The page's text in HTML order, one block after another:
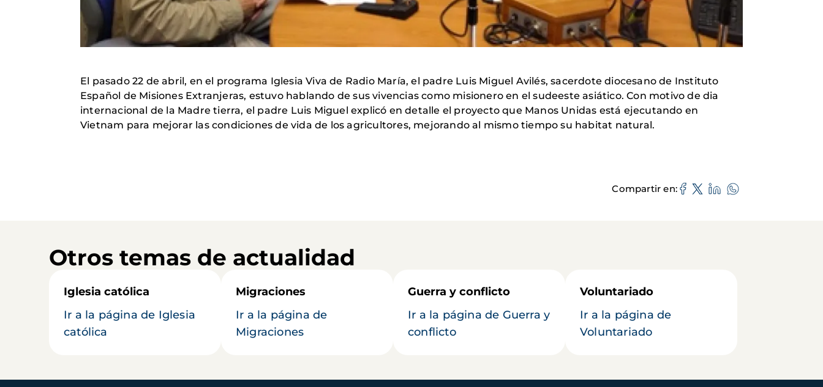
El pasado 22 de abril, en el programa Iglesia Viva de Radio María, el padre Luis Miguel Avilés, sacerdote diocesano de Instituto
Español de Misiones Extranjeras, estuvo hablando de sus vivencias como misionero en el sudeeste asiático. Con motivo de dia
internacional de la Madre tierra, el padre Luis Miguel explicó en detalle el proyecto que Manos Unidas está ejecutando en
Vietnam para mejorar las condiciones de vida de los agricultores, mejorando al mismo tiempo su habitat natural.
Compartir en
Otros temas de actualidad
Iglesia católica
Ir a la página de Iglesia
católica
Migraciones
Ir a la página de
Migraciones
Guerra y conflicto
Ir a la página de Guerra y
conflicto
Voluntariado
Ir a la página de
Voluntariado